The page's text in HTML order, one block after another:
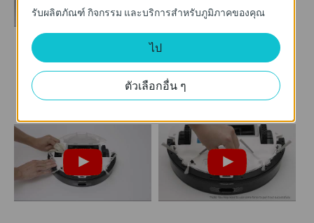
How to Clean LiDAR
and Sensors
Charging Contacts
รับผลิตภัณฑ์ กิจกรรม และบริการสำหรับภูมิภาคของคุณ
ไป
ตัวเลือกอื่น ๆ